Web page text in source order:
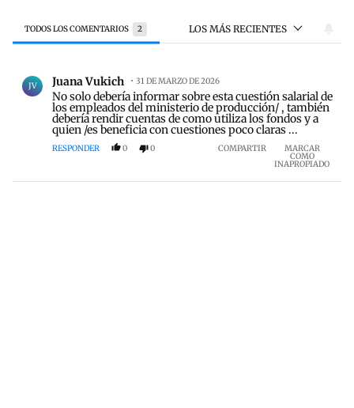
TODOS LOS COMENTARIOS 2 LOS MÁS RECIENTES
Todos los comentarios
JV Juana Vukich 31 DE MARZO DE 2026
No solo debería informar sobre esta cuestión salarial de
los empleados del ministerio de producción/ , también
debería rendir cuentas de como utiliza los fondos y a
quien /es beneficia con cuestiones poco claras ...
RESPONDER 0 0 COMPARTIR MARCAR
COMO
INAPROPIADO